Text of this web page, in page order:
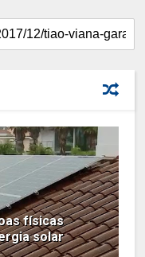
físicas
solar